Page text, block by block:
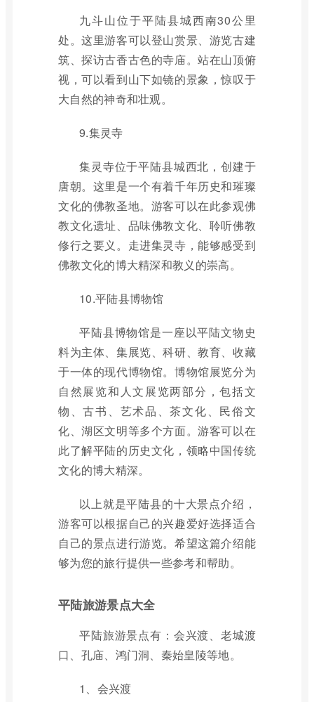
九斗山位于平陆县城西南30公里
处。这里游客可以登山赏景、游览古建
筑、探访古香古色的寺庙。站在山顶俯
视，可以看到山下如镜的景象，惊叹于
大自然的神奇和壮观。
9.集灵寺
集灵寺位于平陆县城西北，创建于
唐朝。这里是一个有着千年历史和璀璨
文化的佛教圣地。游客可以在此参观佛
教文化遗址、品味佛教文化、聆听佛教
修行之要义。走进集灵寺，能够感受到
佛教文化的博大精深和教义的崇高。
10.平陆县博物馆
平陆县博物馆是一座以平陆文物史
料为主体、集展览、科研、教育、收藏
于一体的现代博物馆。博物馆展览分为
自然展览和人文展览两部分，包括文
物、古书、艺术品、茶文化、民俗文
化、湖区文明等多个方面。游客可以在
此了解平陆的历史文化，领略中国传统
文化的博大精深。
以上就是平陆县的十大景点介绍，
游客可以根据自己的兴趣爱好选择适合
自己的景点进行游览。希望这篇介绍能
够为您的旅行提供一些参考和帮助。
平陆旅游景点大全
平陆旅游景点有：会兴渡、老城渡
口、孔庙、鸿门洞、秦始皇陵等地。
1、会兴渡